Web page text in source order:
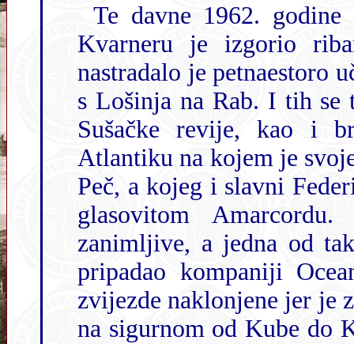
Te davne 1962. godine kada smo slavili
Kvarneru je izgorio
nastradalo je petnaestoro
s Lošinja na Rab. I tih se
Sušačke revije, kao i broda Rex, nekoć najbržeg broda na
Atlantiku na kojem je svojevremeno plovio i naš sugrađanin Maks
Peč, a kojeg i slavni Federico Fellini spominje (Rex, a ne
glasovitom Amarcordu. Brodske
zanimljive, a jedna od
pripadao kompaniji
zvijezde naklonjene jer je za vrijeme Drugog svjetskog rata plovio
na sigurnom od Kube do Kanade, da bi stradao nadomak matične